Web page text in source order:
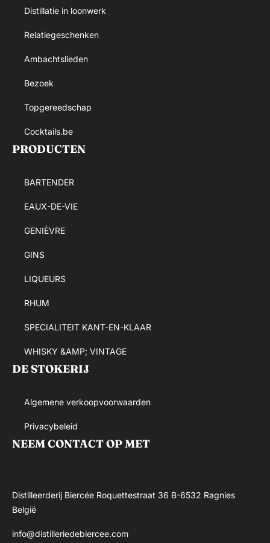
Distillatie in loonwerk
Relatiegeschenken
Ambachtslieden
Bezoek
Topgereedschap
Cocktails.be
PRODUCTEN
BARTENDER
EAUX-DE-VIE
GENIÈVRE
GINS
LIQUEURS
RHUM
SPECIALITEIT KANT-EN-KLAAR
WHISKY &AMP; VINTAGE
DE STOKERIJ
Algemene verkoopvoorwaarden
Privacybeleid
NEEM CONTACT OP MET
Distilleerderij Biercée Roquettestraat 36 B-6532 Ragnies
België
info@distilleriedebiercee.com